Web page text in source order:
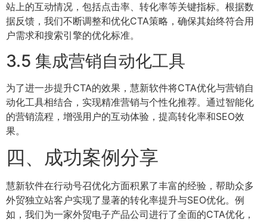
站上的互动情况，包括点击率、转化率等关键指标。根据数
据反馈，我们不断调整和优化CTA策略，确保其始终符合用
户需求和搜索引擎的优化标准。
3.5 集成营销自动化工具
为了进一步提升CTA的效果，慧新软件将CTA优化与营销自
动化工具相结合，实现精准营销与个性化推荐。通过智能化
的营销流程，增强用户的互动体验，提高转化率和SEO效
果。
四、成功案例分享
慧新软件在行动号召优化方面积累了丰富的经验，帮助众多
外贸独立站客户实现了显著的转化率提升与SEO优化。例
如，我们为一家外贸电子产品公司进行了全面的CTA优化，